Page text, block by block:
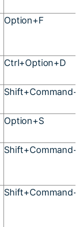
Option+F
Ctrl+Option+D
Option+S